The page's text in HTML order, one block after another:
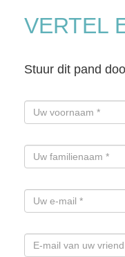
VERTEL
Stuur dit pand